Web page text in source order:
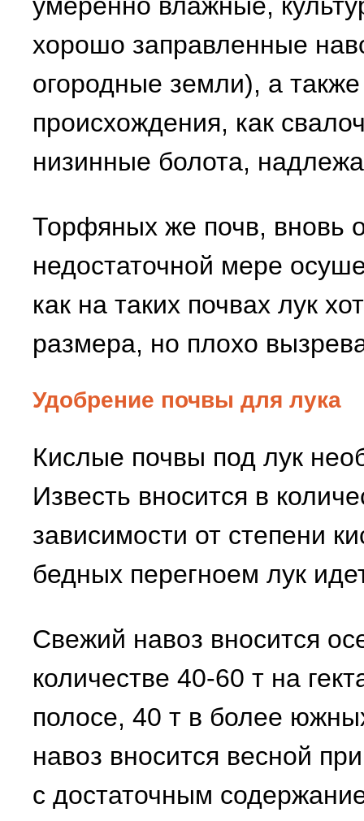
хорошо заправленные
огородные земли), а
происхождения, как
низинные болота,
Торфяных же почв, вновь
недостаточной мере
как на таких почвах лук
размера, но плохо
Удобрение почвы для лука
Кислые почвы под лук
Известь вносится в
зависимости от степени
бедных перегноем лук
Свежий навоз вносится
количестве 40-60 т на
полосе, 40 т в более
навоз вносится весной
с достаточным